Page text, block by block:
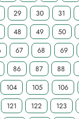
29
30 31
48
49 50
67 68 69
86
87 88
104
105 106
121
122 123